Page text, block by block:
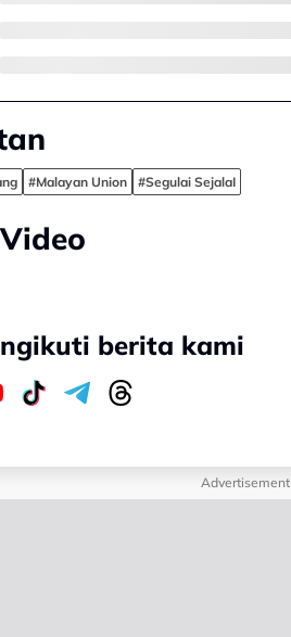
#Malayan Union #Segulai SejalaI
berita kami
Advertisement